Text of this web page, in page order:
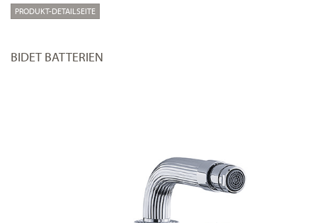
PRODUKT-DETAILSEITE
BIDET BATTERIEN